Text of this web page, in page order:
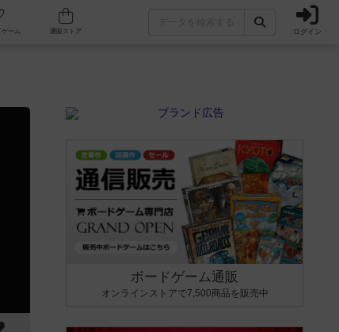
店舗 人気ボードゲーム ログイン
ボードゲーム通販
オンラインストアで7,500商品を販売中